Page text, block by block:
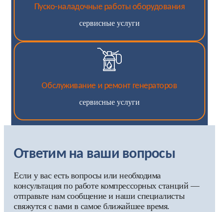
Пуско-наладочные работы оборудования
сервисные услуги
Обслуживание и ремонт генераторов
сервисные услуги
Ответим на ваши вопросы
Если у вас есть вопросы или необходима
консультация по работе компрессорных станций —
отправьте нам сообщение и наши специалисты
свяжутся с вами в самое ближайшее время.